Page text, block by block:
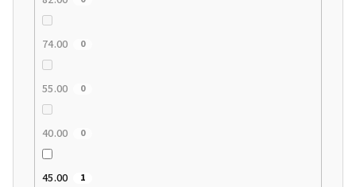
74.00 0
55.00 0
40.00 0
45.00 1